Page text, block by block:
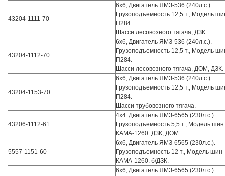
43204-1111-70
6х6, Двигатель ЯМЗ-536 (240л.с.).
Грузоподъемность 12,5 т., Модель
П284.
Шасси лесовозного тягача, ДЗК.
43204-1112-70
6х6, Двигатель ЯМЗ-536 (240л.с.).
Грузоподъемность 12,5 т., Модель
П284.
Шасси лесовозного тягача, ДОМ, ДЗК.
43204-1153-70
6х6, Двигатель ЯМЗ-536 (240л.с.).
Грузоподъемность 12,5 т., Модель
П284.
Шасси трубовозного тягача.
43206-1112-61
4х4. Двигатель ЯМЗ-6565 (230л.с.).
Грузоподъемность 5,5 т., Модель шин
КАМА-1260. ДЗК, ДОМ.
5557-1151-60
6х6, Двигатель ЯМЗ-6565 (230л.с.).
Грузоподъемность 12 т., Модель шин
КАМА-1260. б/ДЗК.
6х6, Двигатель ЯМЗ-6565 (230л.с.).